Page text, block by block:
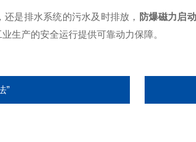
是排水系统的污水及时排放， 防爆磁力启
生产的安全运行提供可靠动力保障。
”